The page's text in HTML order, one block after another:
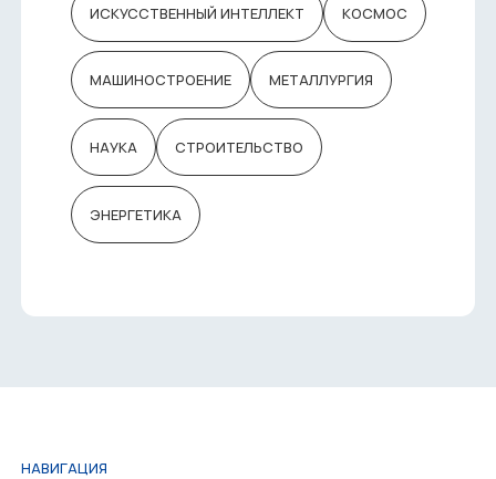
ИСКУССТВЕННЫЙ ИНТЕЛЛЕКТ КОСМОС
МАШИНОСТРОЕНИЕ МЕТАЛЛУРГИЯ
НАУКА СТРОИТЕЛЬСТВО
ЭНЕРГЕТИКА
НАВИГАЦИЯ